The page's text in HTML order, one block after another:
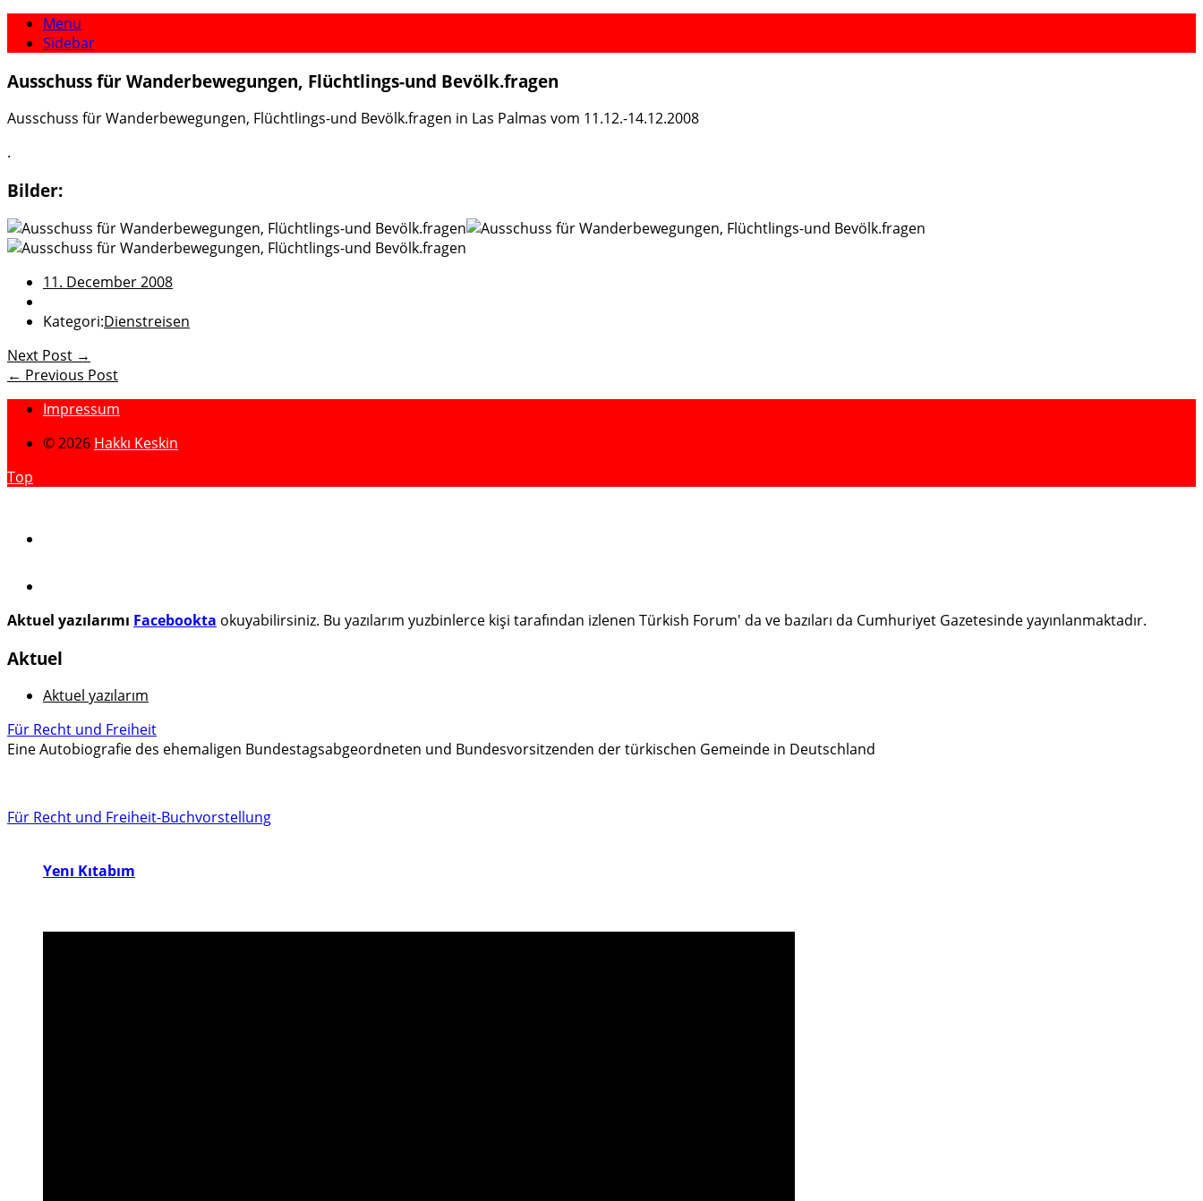
Menu
Sidebar
Ausschuss für Wanderbewegungen, Flüchtlings-und Bevölk.fragen
Ausschuss für Wanderbewegungen, Flüchtlings-und Bevölk.fragen in Las Palmas vom 11.12.-14.12.2008
.
Bilder:
11. December 2008
Kategori:Dienstreisen
Next Post →
← Previous Post
Impressum
© 2026 Hakkı Keskin
Top
Aktuel yazılarımı Facebookta okuyabilirsiniz. Bu yazılarım yuzbinlerce kişi tarafından izlenen Türkish Forum' da ve bazıları da Cumhuriyet Gazetesinde yayınlanmaktadır.
Aktuel
Aktuel yazılarım
Für Recht und Freiheit
Eine Autobiografie des ehemaligen Bundestagsabgeordneten und Bundesvorsitzenden der türkischen Gemeinde in Deutschland
Für Recht und Freiheit-Buchvorstellung
Yenı Kıtabım